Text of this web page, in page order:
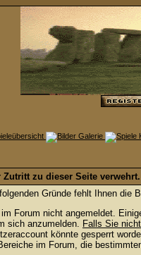
Zutritt zu dieser Seite verwehrt.
Gründe fehlt Ihnen die
Forum nicht angemeldet.
sich anzumelden. Falls Sie
könnte gesperrt
im Forum, die